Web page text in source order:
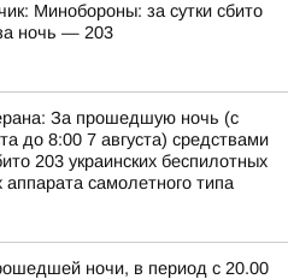
Минобороны: за сутки сбито
ночь — 203
За прошедшую ночь (с
до 8:00 7 августа) средствами
203 украинских беспилотных
самолетного типа
ночи, в период с 20.00